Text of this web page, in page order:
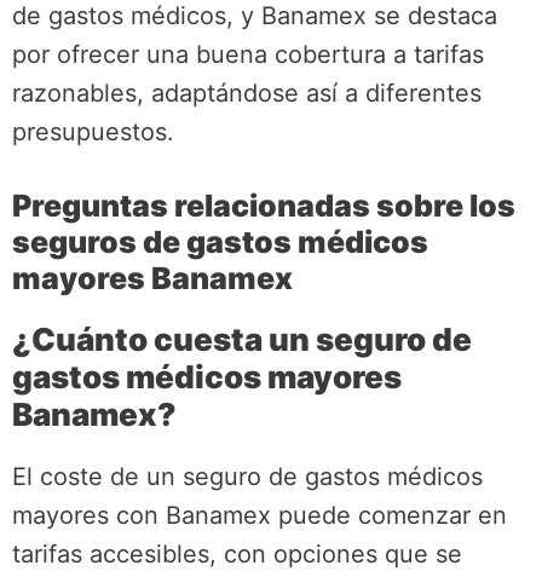
de gastos médicos, y Banamex se destaca
por ofrecer una buena cobertura a tarifas
razonables, adaptándose así a diferentes
presupuestos.
Preguntas relacionadas sobre los
seguros de gastos médicos
mayores Banamex
¿Cuánto cuesta un seguro de
gastos médicos mayores
Banamex?
El coste de un seguro de gastos médicos
mayores con Banamex puede comenzar en
tarifas accesibles, con opciones que se